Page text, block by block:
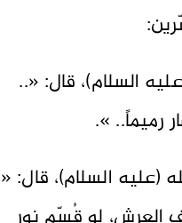
المؤمنين (عليه السلام)، قال: «..
رميماً.. ».
ص89] عن أبى عبد الله (عليه السلام)، قال: «